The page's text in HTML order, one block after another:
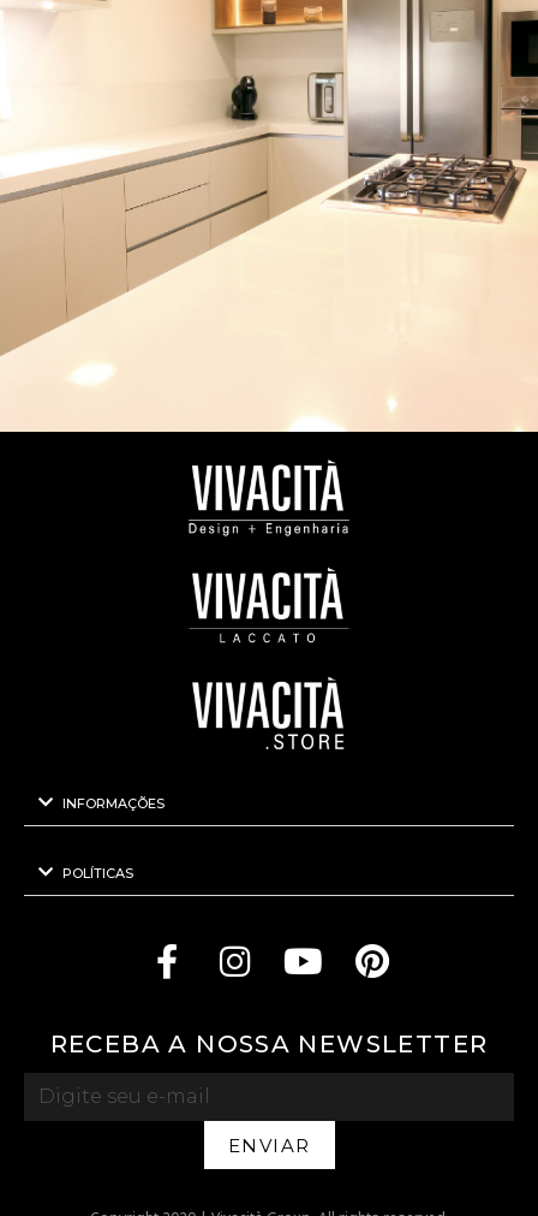
INFORMAÇÕES
POLÍTICAS
RECEBA A NOSSA NEWSLETTER
ENVIAR